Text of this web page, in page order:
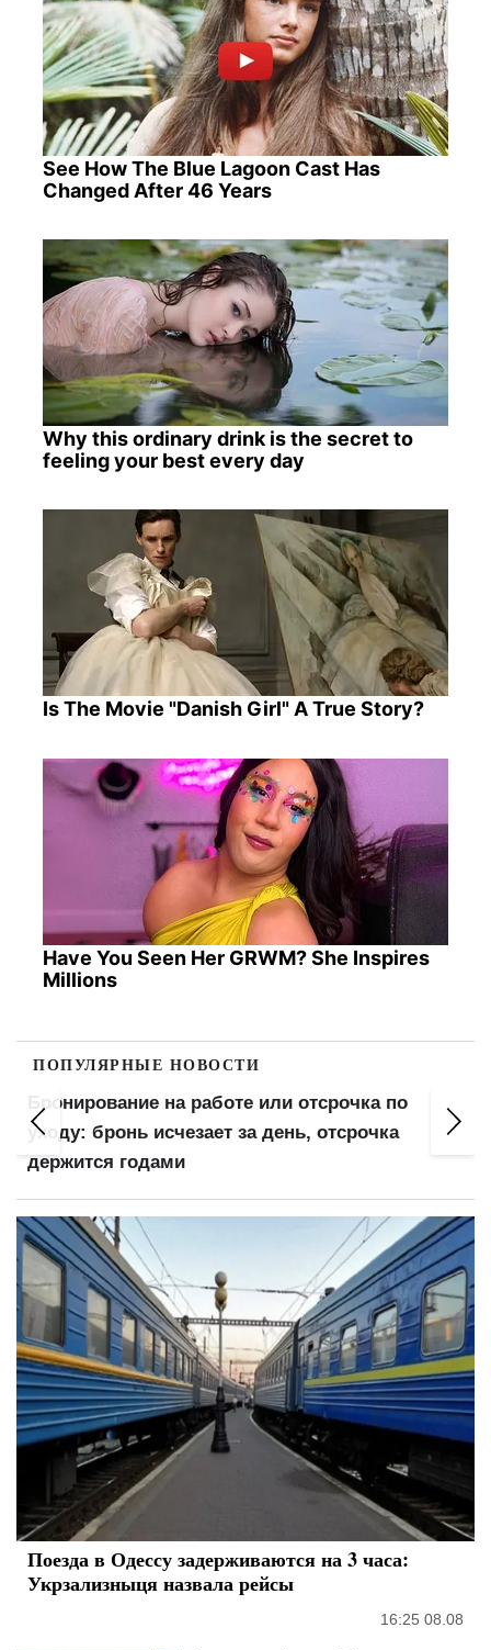
See How The Blue Lagoon Cast Has
Changed After 46 Years
Why this ordinary drink is the secret to
feeling your best every day
Is The Movie "Danish Girl" A True Story?
Have You Seen Her GRWM? She Inspires
Millions
ПОПУЛЯРНЫЕ НОВОСТИ
Бронирование на работе или отсрочка по
уходу: бронь исчезает за день, отсрочка
держится годами
Поезда в Одессу задерживаются на 3 часа:
Укрзализныця назвала рейсы
16:25 08.08